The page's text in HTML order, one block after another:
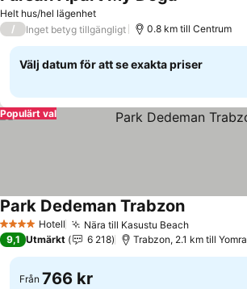
Helt hus/hel lägenhet
/ Inget betyg tillgängligt 0.8 km till Centrum
Välj datum för att se exakta priser
Populärt val
4 StjärnorHotell Nära till Kasustu Beach
Park Dedeman Trabzon
9,1 Utmärkt 6 218 Trabzon, 2.1 km till Yomra
Från 766 kr